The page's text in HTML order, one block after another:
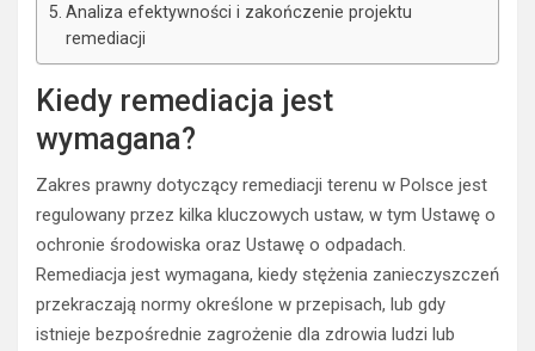
Analiza efektywności i zakończenie projektu
remediacji
Kiedy remediacja jest
wymagana?
Zakres prawny dotyczący remediacji terenu w Polsce jest
regulowany przez kilka kluczowych ustaw, w tym Ustawę o
ochronie środowiska oraz Ustawę o odpadach.
Remediacja jest wymagana, kiedy stężenia zanieczyszczeń
przekraczają normy określone w przepisach, lub gdy
istnieje bezpośrednie zagrożenie dla zdrowia ludzi lub